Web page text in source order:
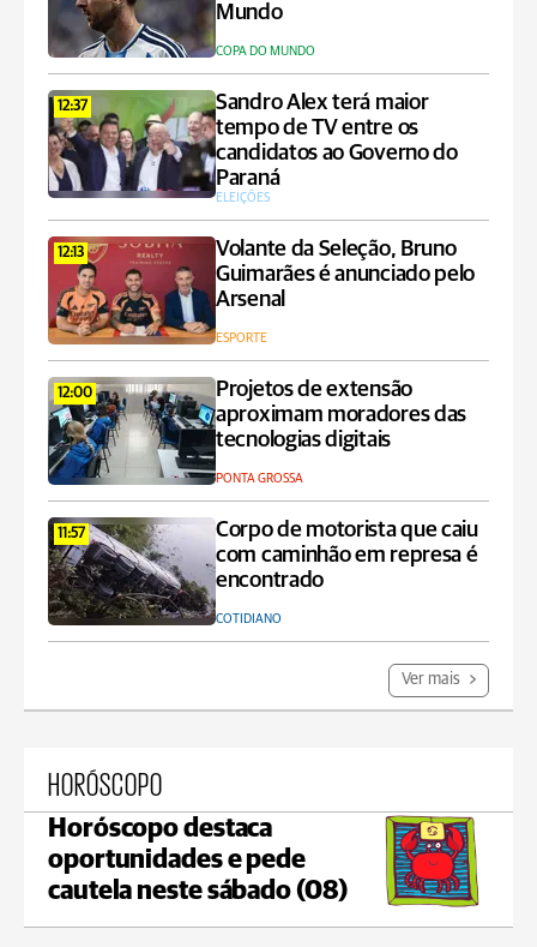
Mundo
COPA DO MUNDO
12:37
Sandro Alex terá maior
tempo de TV entre os
candidatos ao Governo do
Paraná
ELEIÇÕES
12:13
Volante da Seleção, Bruno
Guimarães é anunciado pelo
Arsenal
ESPORTE
12:00
Projetos de extensão
aproximam moradores das
tecnologias digitais
PONTA GROSSA
11:57
Corpo de motorista que caiu
com caminhão em represa é
encontrado
COTIDIANO
Ver mais
HORÓSCOPO
Horóscopo destaca
oportunidades e pede
cautela neste sábado (08)